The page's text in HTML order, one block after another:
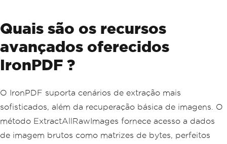
Quais são os recursos
avançados oferecidos
IronPDF ?
O IronPDF suporta cenários de extração mais
sofisticados, além da recuperação básica de imagens. O
método ExtractAllRawImages fornece acesso a dados
de imagem brutos como matrizes de bytes, perfeitos